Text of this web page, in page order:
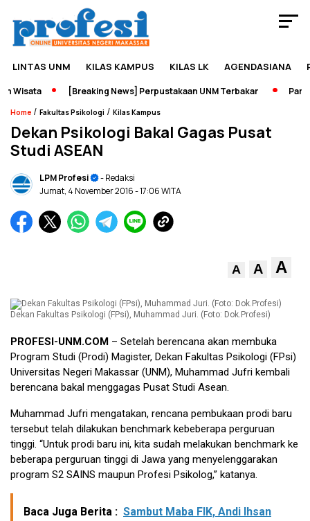
LINTAS UNM KILAS KAMPUS KILAS LK AGENDASIANA
[Breaking News] Perpustakaan UNM Terbakar
Home / Fakultas Psikologi / Kilas Kampus
Dekan Psikologi Bakal Gagas Pusat
Studi ASEAN
LPM Profesi
- Redaksi
Jumat, 4 November 2016- 17:06 WITA
A A A
Dekan Fakultas Psikologi (FPsi), Muhammad Juri. (Foto: Dok.Profesi)
PROFESI-UNM.COM – Setelah berencana akan membuka
Program Studi (Prodi) Magister, Dekan Fakultas Psikologi (FPsi)
Universitas Negeri Makassar (UNM), Muhammad Jufri kembali
berencana bakal menggagas Pusat Studi Asean.
Muhammad Jufri mengatakan, rencana pembukaan prodi baru
tersebut telah dilakukan benchmark kebeberapa perguruan
tinggi. “Untuk prodi baru ini, kita sudah melakukan benchmark ke
beberapa perguruan tinggi di Jawa yang menyelenggarakan
program S2 SAINS maupun Profesi Psikolog,” katanya.
Baca Juga Berita : Sambut Maba FIK, Andi Ihsan